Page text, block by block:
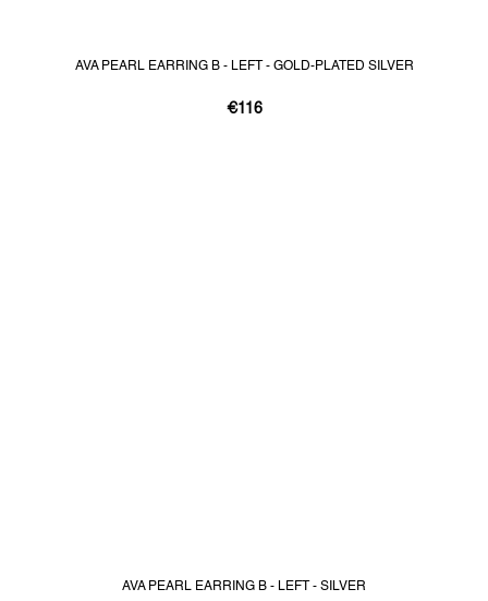
AVA PEARL EARRING B - LEFT - GOLD-PLATED SILVER
€116
AVA PEARL EARRING B - LEFT - SILVER